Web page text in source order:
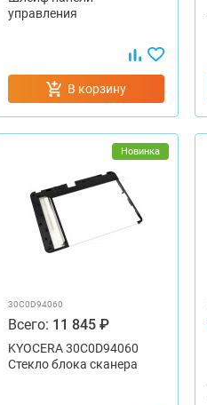
управления
В корзину
Новинка
30C0D94060
Всего: 11 845 ₽
KYOCERA 30C0D94060
Стекло блока сканера